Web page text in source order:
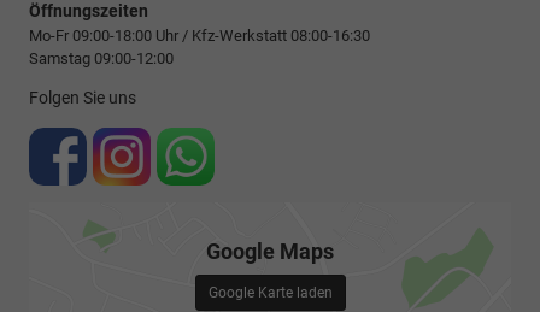
Öffnungszeiten
Mo-Fr 09:00-18:00 Uhr / Kfz-Werkstatt 08:00-16:30
Samstag 09:00-12:00
Folgen Sie uns
Google Maps
Google Karte laden